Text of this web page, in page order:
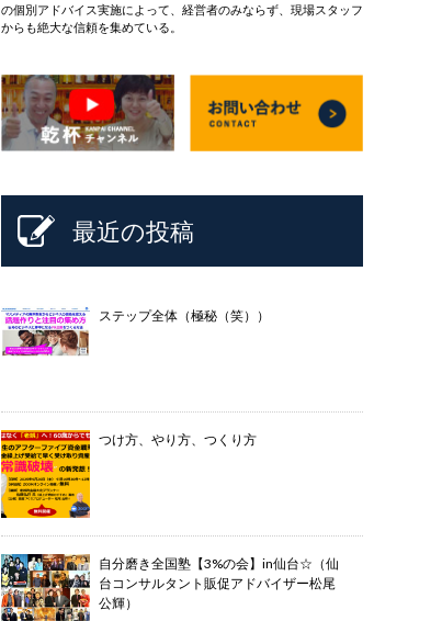
の個別アドバイス実施によって、経営者のみならず、現場スタッフ
からも絶大な信頼を集めている。
最近の投稿
ステップ全体（極秘（笑））
つけ方、やり方、つくり方
自分磨き全国塾【3%の会】in仙台☆（仙
台コンサルタント販促アドバイザー松尾
公輝）